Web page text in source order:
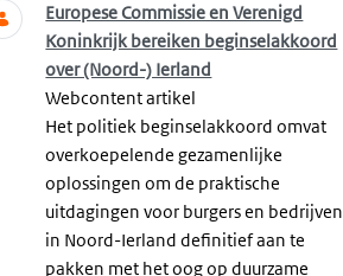
Europese Commissie en Verenigd
Koninkrijk bereiken beginselakkoord
over (Noord-) Ierland
Webcontent artikel
Het politiek beginselakkoord omvat
overkoepelende gezamenlijke
oplossingen om de praktische
uitdagingen voor burgers en bedrijven
in Noord-Ierland definitief aan te
pakken met het oog op duurzame